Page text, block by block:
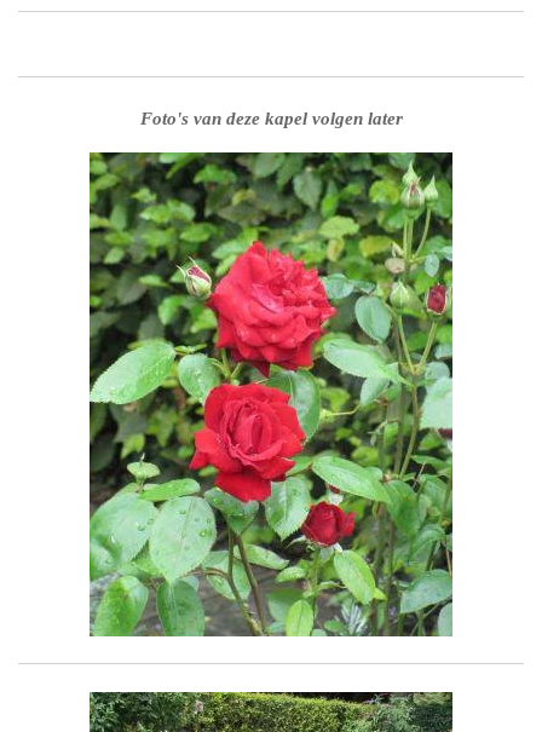
Foto's van deze kapel volgen later